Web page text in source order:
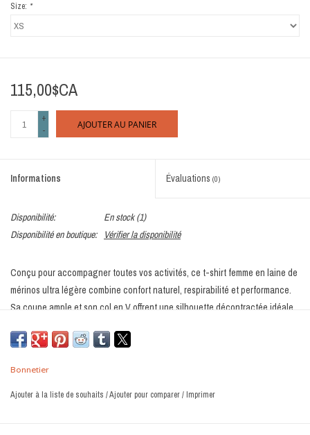
Size: *
115,00$CA
+
-
AJOUTER AU PANIER
Informations Évaluations (0)
Disponibilité: En stock(1)
Disponibilité en boutique:
Vérifier la disponibilité
Conçu pour accompagner toutes vos activités, ce t-shirt femme en laine de
mérinos ultra légère combine confort naturel, respirabilité et performance.
Sa coupe ample et son col en V offrent une silhouette décontractée idéale
Fabriqué au Canada avec une laine de mérinos fine et douce, ce vêtement
régule naturellement la température corporelle. Il garde la peau au frais
de la journée. La fibre de mérinos est également reconnue pour ses
Bonnetier
Ajouter à la liste de souhaits /Ajouter pour comparer/ Imprimer